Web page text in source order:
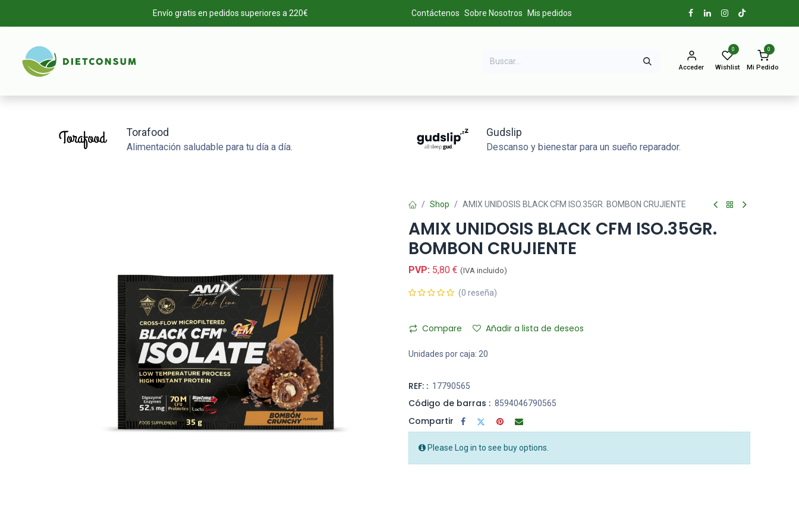
Envío gratis en pedidos superiores a 220€ Contáctenos Sobre Nosotros Mis pedidos
Acceder
0
Wishlist
0
Mi Pedido
Torafood
Alimentación saludable para tu día a día.
Gudslip
Descanso y bienestar para un sueño reparador.
Shop AMIX UNIDOSIS BLACK CFM ISO.35GR. BOMBON CRUJIENTE
AMIX UNIDOSIS BLACK CFM ISO.35GR.
BOMBON CRUJIENTE
PVP: 5,80 € (IVA incluido)
(0 reseña)
Compare Añadir a lista de deseos
Unidades por caja: 20
REF: : 17790565
Código de barras : 8594046790565
Compartir
Please Log in to see buy options.